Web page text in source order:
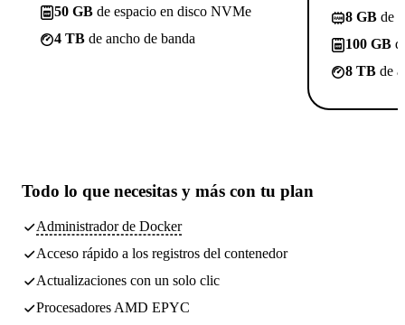
50 GB de espacio en disco NVMe
4 TB de ancho de banda
8 GB de
100 GB
8 TB de
Todo lo que necesitas y más con tu plan
Administrador de Docker
Acceso rápido a los registros del contenedor
Actualizaciones con un solo clic
Procesadores AMD EPYC